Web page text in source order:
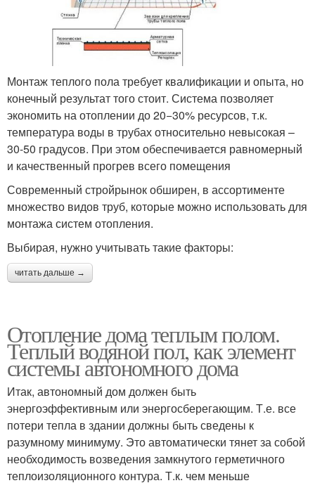
Монтаж теплого пола требует квалификации и опыта, но
конечный результат того стоит. Система позволяет
экономить на отоплении до 20−30% ресурсов, т.к.
температура воды в трубах относительно невысокая –
30-50 градусов. При этом обеспечивается равномерный
и качественный прогрев всего помещения
Современный стройрынок обширен, в ассортименте
множество видов труб, которые можно использовать для
монтажа систем отопления.
Выбирая, нужно учитывать такие факторы:
читать дальше →
Отопление дома теплым полом.
Теплый водяной пол, как элемент
системы автономного дома
Итак, автономный дом должен быть
энергоэффективным или энергосберегающим. Т.е. все
потери тепла в здании должны быть сведены к
разумному минимуму. Это автоматически тянет за собой
необходимость возведения замкнутого герметичного
теплоизоляционного контура. Т.к. чем меньше